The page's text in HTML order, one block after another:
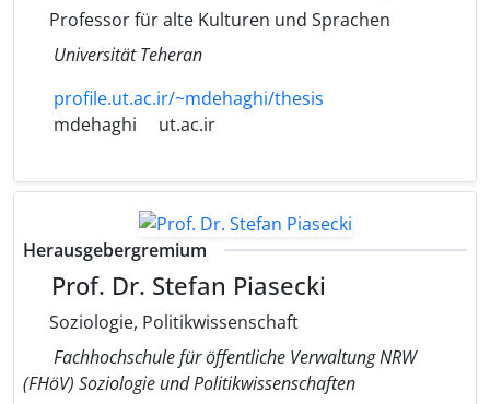
Professor für alte Kulturen und Sprachen
Universität Teheran
profile.ut.ac.ir/~mdehaghi/thesis
mdehaghi
ut.ac.ir
Herausgebergremium
Prof. Dr. Stefan Piasecki
Soziologie, Politikwissenschaft
Fachhochschule für öffentliche Verwaltung NRW
(FHöV) Soziologie und Politikwissenschaften